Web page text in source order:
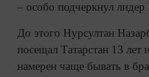
– особо подчеркнул лидер
До этого Нурсултан
посещал Татарстан 13 лет
намерен чаще бывать в